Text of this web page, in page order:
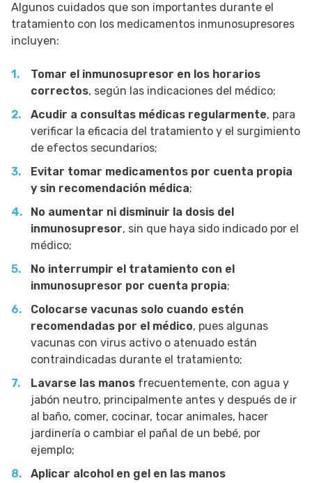
Algunos cuidados que son importantes durante el
tratamiento con los medicamentos inmunosupresores
incluyen:
Tomar el inmunosupresor en los horarios
correctos, según las indicaciones del médico;
Acudir a consultas médicas regularmente, para
verificar la eficacia del tratamiento y el surgimiento
de efectos secundarios;
Evitar tomar medicamentos por cuenta propia
y sin recomendación médica;
No aumentar ni disminuir la dosis del
inmunosupresor, sin que haya sido indicado por el
médico;
No interrumpir el tratamiento con el
inmunosupresor por cuenta propia;
Colocarse vacunas solo cuando estén
recomendadas por el médico, pues algunas
vacunas con virus activo o atenuado están
contraindicadas durante el tratamiento;
Lavarse las manos frecuentemente, con agua y
jabón neutro, principalmente antes y después de ir
al baño, comer, cocinar, tocar animales, hacer
jardinería o cambiar el pañal de un bebé, por
ejemplo;
Aplicar alcohol en gel en las manos